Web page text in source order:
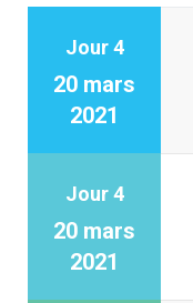
Jour 4
20 mars
2021
Jour 4
20 mars
2021